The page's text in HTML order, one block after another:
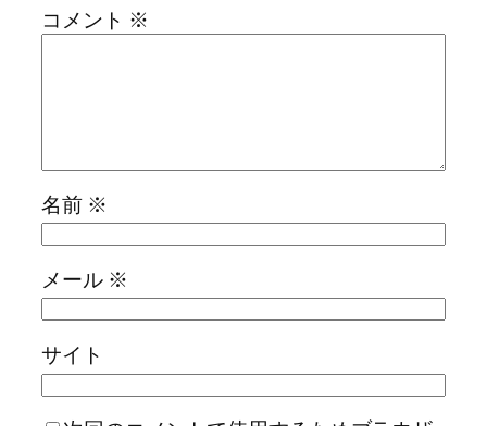
コメント ※
名前 ※
メール ※
サイト